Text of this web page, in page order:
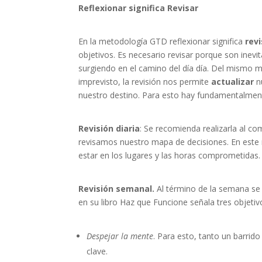
Reflexionar significa Revisar
En la metodología GTD reflexionar significa
objetivos. Es necesario revisar porque son
surgiendo en el camino del día día. Del mismo
imprevisto, la revisión nos permite actualizar
nuestro destino. Para esto hay
Revisión diaria: Se recomienda realizarla al
revisamos nuestro mapa de decisiones. En
estar en los lugares y las horas
Revisión semanal.Al término de la semana
en su libro Haz que Funcione señala tres
Despejar la mente. Para esto, tanto un
clave.